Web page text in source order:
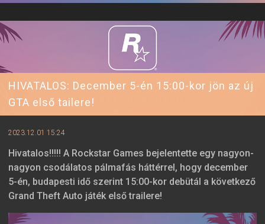
HIVATALOS: December 5-én 15:00-kor jön az új
GTA első tailere!
2023.12.01 15:24
Hivatalos!!!!! A Rockstar Games bejelentette egy nagyon-
nagyon csodálatos pálmafás háttérrel, hogy december
5-én, budapesti idő szerint 15:00-kor debütál a következő
Grand Theft Auto játék első trailere!